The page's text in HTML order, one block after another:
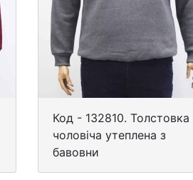
Код - 132810. Толстовка
чоловіча утеплена з
бавовни